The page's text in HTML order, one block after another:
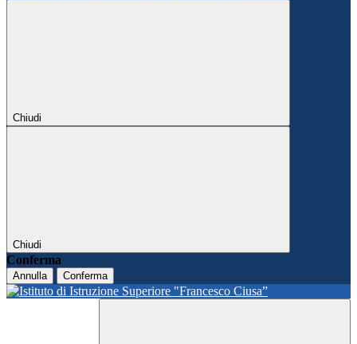
Chiudi
Chiudi
Conferma
Annulla Conferma